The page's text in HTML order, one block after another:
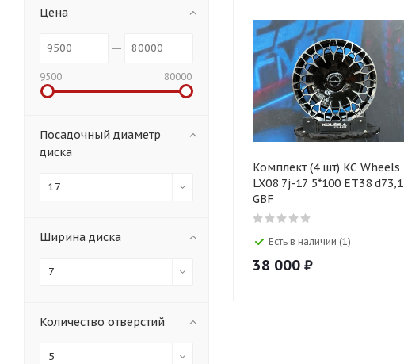
Комплект (4 шт) KC Wheels
LX08 7j-17 5*100 ET38 d73,1
GBF
Есть в наличии (1)
38 000 ₽
Цена
9500 80000
Посадочный диаметр
диска
17
Ширина диска
7
Количество отверстий
5